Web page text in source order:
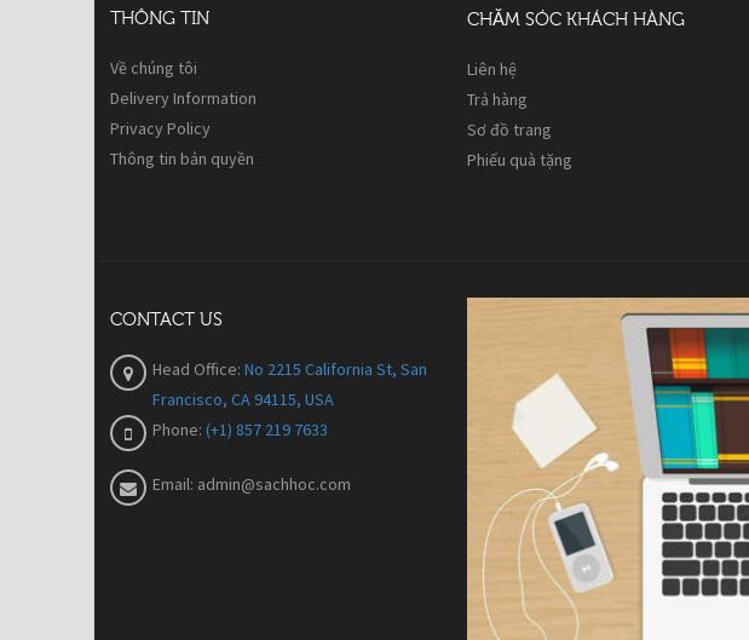
THÔNG TIN
Về chúng tôi
Delivery Information
Privacy Policy
Thông tin bản quyền
CHĂM SÓC KHÁCH HÀNG
Liên hệ
Trả hàng
Sơ đồ trang
Phiếu quà tặng
CONTACT US
Head Office: No 2215 California St, San
Francisco, CA 94115, USA
Phone: (+1) 857 219 7633
Email: admin@sachhoc.com